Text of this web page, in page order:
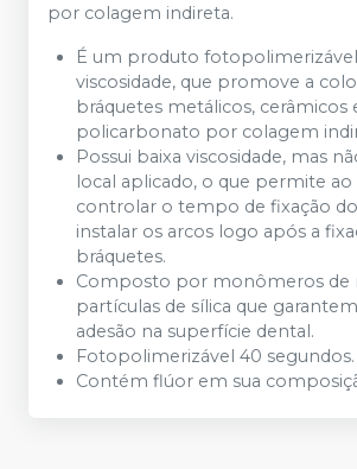
por colagem indireta.
É um produto
viscosidade, que promove a
bráquetes metálicos, cerâmicos
policarbonato por colagem
Possui baixa viscosidade, mas
local aplicado, o que permite
controlar o tempo de fixação
instalar os arcos logo após a
bráquetes.
Composto por monômeros de
partículas de sílica que
adesão na superfície dental.
Fotopolimerizável 40 segundos.
Contém flúor em sua